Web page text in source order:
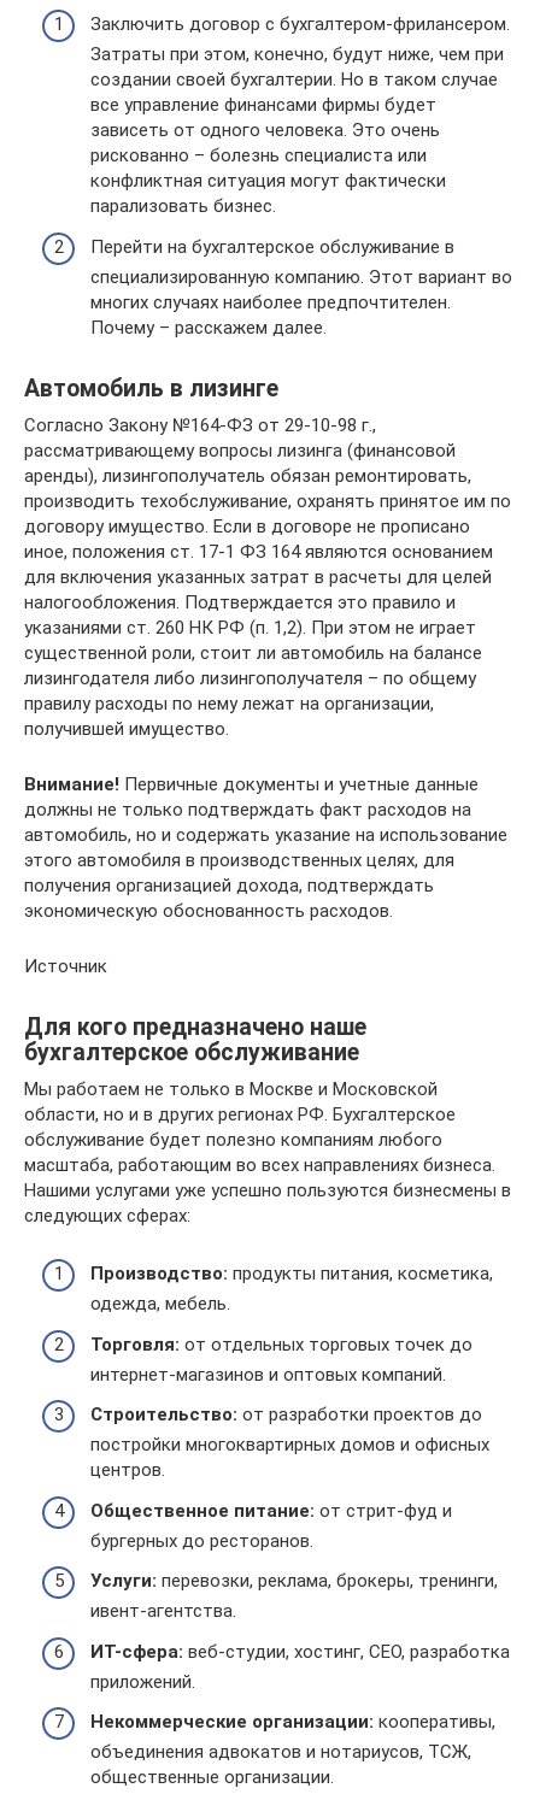
Заключить договор с бухгалтером-фрилансером.
Затраты при этом, конечно, будут ниже, чем при
создании своей бухгалтерии. Но в таком случае
все управление финансами фирмы будет
зависеть от одного человека. Это очень
рискованно – болезнь специалиста или
конфликтная ситуация могут фактически
парализовать бизнес.
Перейти на бухгалтерское обслуживание в
специализированную компанию. Этот вариант во
многих случаях наиболее предпочтителен.
Почему – расскажем далее.
Автомобиль в лизинге
Согласно Закону №164-ФЗ от 29-10-98 г.,
рассматривающему вопросы лизинга (финансовой
аренды), лизингополучатель обязан ремонтировать,
производить техобслуживание, охранять принятое им по
договору имущество. Если в договоре не прописано
иное, положения ст. 17-1 ФЗ 164 являются основанием
для включения указанных затрат в расчеты для целей
налогообложения. Подтверждается это правило и
указаниями ст. 260 НК РФ (п. 1,2). При этом не играет
существенной роли, стоит ли автомобиль на балансе
лизингодателя либо лизингополучателя – по общему
правилу расходы по нему лежат на организации,
получившей имущество.
Внимание! Первичные документы и учетные данные
должны не только подтверждать факт расходов на
автомобиль, но и содержать указание на использование
этого автомобиля в производственных целях, для
получения организацией дохода, подтверждать
экономическую обоснованность расходов.
Источник
Для кого предназначено наше
бухгалтерское обслуживание
Мы работаем не только в Москве и Московской
области, но и в других регионах РФ. Бухгалтерское
обслуживание будет полезно компаниям любого
масштаба, работающим во всех направлениях бизнеса.
Нашими услугами уже успешно пользуются бизнесмены в
следующих сферах:
Производство: продукты питания, косметика,
одежда, мебель.
Торговля: от отдельных торговых точек до
интернет-магазинов и оптовых компаний.
Строительство: от разработки проектов до
постройки многоквартирных домов и офисных
центров.
Общественное питание: от стрит-фуд и
бургерных до ресторанов.
Услуги: перевозки, реклама, брокеры, тренинги,
ивент-агентства.
ИТ-сфера: веб-студии, хостинг, СЕО, разработка
приложений.
Некоммерческие организации: кооперативы,
объединения адвокатов и нотариусов, ТСЖ,
общественные организации.